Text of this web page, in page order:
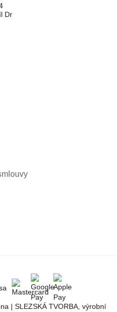
Dr
| SLEZSKÁ TVORBA, výrobní